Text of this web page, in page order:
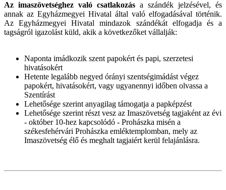
Az imaszövetséghez való csatlakozás a szándék jelzésével, és
annak az Egyházmegyei Hivatal által való elfogadásával történik.
Az Egyházmegyei Hivatal mindazok szándékát elfogadja és a
tagságról igazolást küld, akik a következőket vállalják:
Naponta imádkozik szent papokért és papi, szerzetesi
hivatásokért
Hetente legalább negyed órányi szentségimádást végez
papokért, hivatásokért, vagy ugyanennyi időben olvassa a
Szentírást
Lehetősége szerint anyagilag támogatja a papképzést
Lehetősége szerint részt vesz az Imaszövetség tagjaként az évi
- október 10-hez kapcsolódó - Prohászka misén a
székesfehérvári Prohászka emléktemplomban, mely az
Imaszövetség élő és meghalt tagjaiért kerül felajánlásra.